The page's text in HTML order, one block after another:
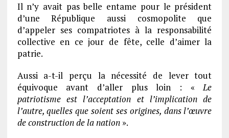
Il n’y avait pas belle entame pour le président
d’une République aussi cosmopolite que
d’appeler ses compatriotes à la responsabilité
collective en ce jour de fête, celle d’aimer la
patrie.
Aussi a-t-il perçu la nécessité de lever tout
équivoque avant d’aller plus loin : «Le
patriotisme est l’acceptation et l’implication de
l’autre, quelles que soient ses origines, dans l’œuvre
de construction de la nation ».